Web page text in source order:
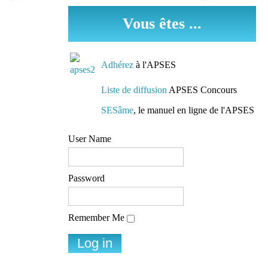
mises en oeuvre dans les
des conseils de lecture
diffusion
Une liste de diffusion
Vous êtes ...
Adhérez à l'APSES
Liste de diffusion APSES Concours
SESâme, le manuel en ligne de l'APSES
User Name
Password
Remember Me